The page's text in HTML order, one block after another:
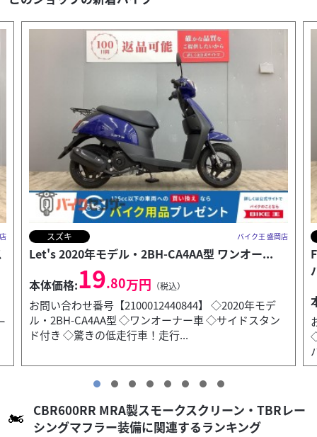
ハーレーダビッドソン バイク王 盛岡店
FXBBS1870 ストリートボブ114 スクリーン・CC
本体価格:204.80万円（税込）
お問い合わせ番号【2100012464024】 ◇スクリーン
◇CCバー ◇クラッシュバー ◇サンダンス製左右レ
CBR600RR MRA製スモークスクリーン・TBRレー
シングマフラー装備に関連するランキング